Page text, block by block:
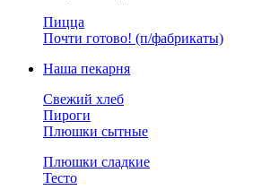
Пицца
Почти готово! (п/фабрикаты)
Наша пекарня
Свежий хлеб
Пироги
Плюшки сытные
Плюшки сладкие
Тесто